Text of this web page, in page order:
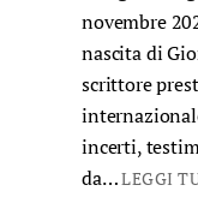
novembre
nascita di
scrittore
incerti,
da…LEGGI